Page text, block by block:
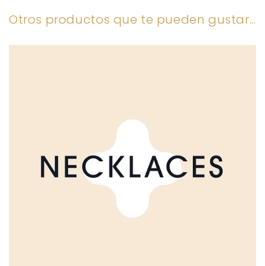
Otros productos que te pueden gustar...